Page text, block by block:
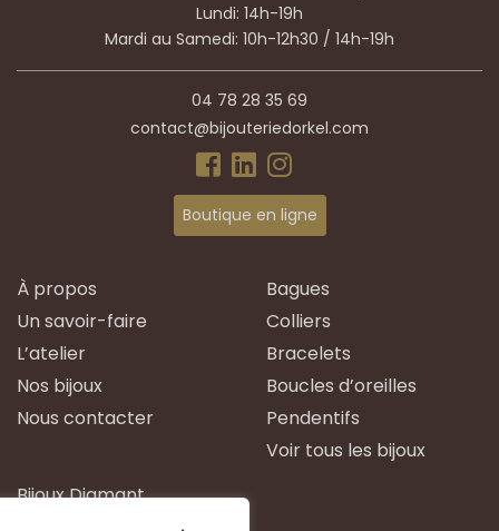
Lundi: 14h-19h
Mardi au Samedi: 10h-12h30 / 14h-19h
04 78 28 35 69
contact@bijouteriedorkel.com
Boutique en ligne
À propos
Un savoir-faire
L’atelier
Nos bijoux
Nous contacter
Bagues
Colliers
Bracelets
Boucles d’oreilles
Pendentifs
Voir tous les bijoux
Bijoux Diamant